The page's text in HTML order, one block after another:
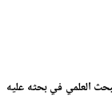
العلمي في بحثه عليه